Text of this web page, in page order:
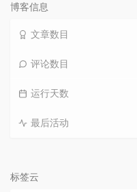
博客信息
文章数目
评论数目
运行天数
最后活动
标签云